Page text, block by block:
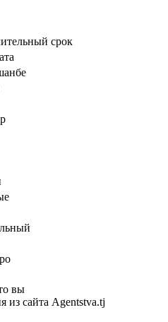
срок
вы
из сайта Agentstva.tj